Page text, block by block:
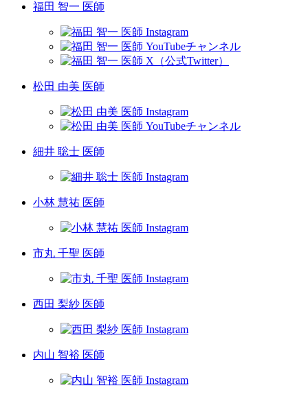
福田 智一 医師
松田 由美 医師
細井 聡士 医師
小林 慧祐 医師
市丸 千聖 医師
西田 梨紗 医師
内山 智裕 医師